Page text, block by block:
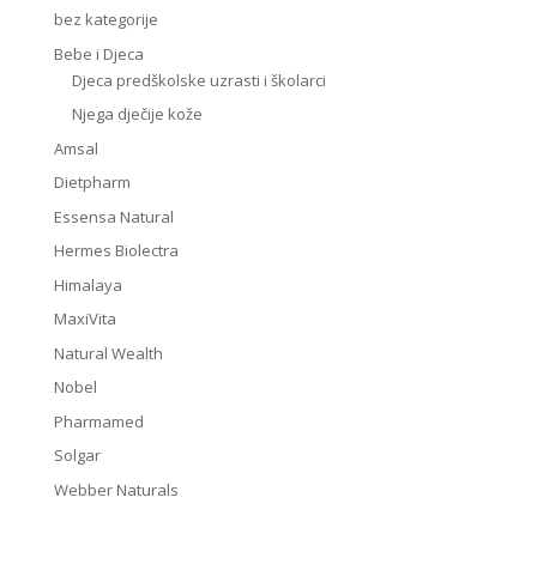
bez kategorije
Bebe i Djeca
Djeca predškolske uzrasti i školarci
Njega dječije kože
Amsal
Dietpharm
Essensa Natural
Hermes Biolectra
Himalaya
MaxiVita
Natural Wealth
Nobel
Pharmamed
Solgar
Webber Naturals